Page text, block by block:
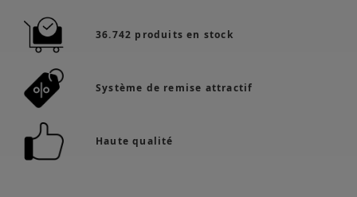
36.742 produits en stock
Système de remise attractif
Haute qualité